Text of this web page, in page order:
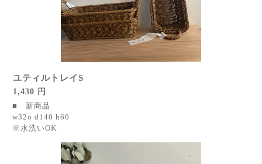
ユティルトレイS
1,430 円
■ 新商品
w32o d140 h60
※水洗いOK